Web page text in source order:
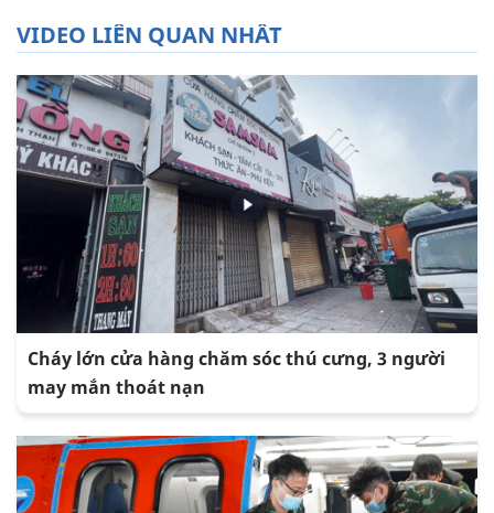
VIDEO LIÊN QUAN NHẤT
Cháy lớn cửa hàng chăm sóc thú cưng, 3 người
may mắn thoát nạn